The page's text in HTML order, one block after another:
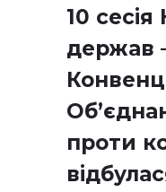
10
держав
проти